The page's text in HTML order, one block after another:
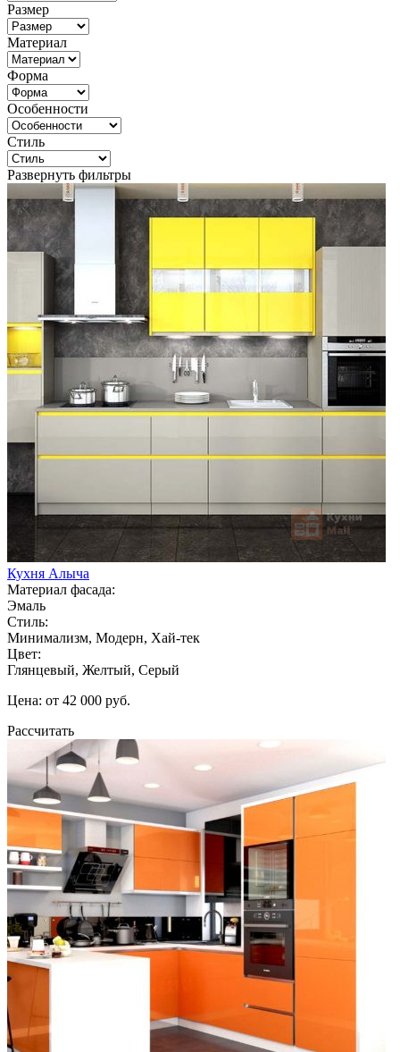
Размер
Материал
Форма
Особенности
Стиль
Развернуть фильтры
Кухня Алыча
Материал фасада:
Эмаль
Стиль:
Минимализм, Модерн, Хай-тек
Цвет:
Глянцевый, Желтый, Серый
Цена: от 42 000 руб.
Рассчитать